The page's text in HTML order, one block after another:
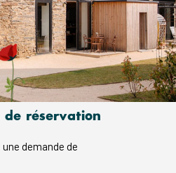
de réservation
demande de